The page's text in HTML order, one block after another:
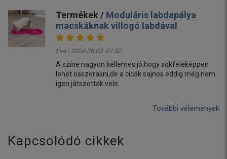
Termékek / Moduláris labdapálya
macskáknak villogó labdával
Éva - 2026.08.03. 07:52
A színe nagyon kellemes,jó,hogy sokféleképpen
lehet összerakni,de a cicák sajnos eddig még nem
igen játszottak vele.
További vélemények
Kapcsolódó cikkek